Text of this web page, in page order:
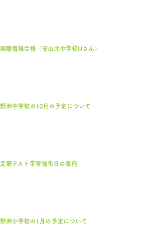
国際情報合格（守山北中学校Uさん）
野洲中学校の10月の予定について
定期テスト学習強化日の案内
野洲小学校の1月の予定について